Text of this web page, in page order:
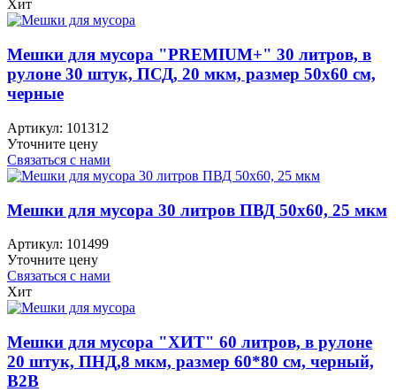
Хит
Мешки для мусора "PREMIUM+" 30 литров, в
рулоне 30 штук, ПСД, 20 мкм, размер 50х60 см,
черные
Артикул: 101312
Уточните цену
Связаться с нами
Мешки для мусора 30 литров ПВД 50х60, 25 мкм
Артикул: 101499
Уточните цену
Связаться с нами
Хит
Мешки для мусора "ХИТ" 60 литров, в рулоне
20 штук, ПНД,8 мкм, размер 60*80 см, черный,
B2B